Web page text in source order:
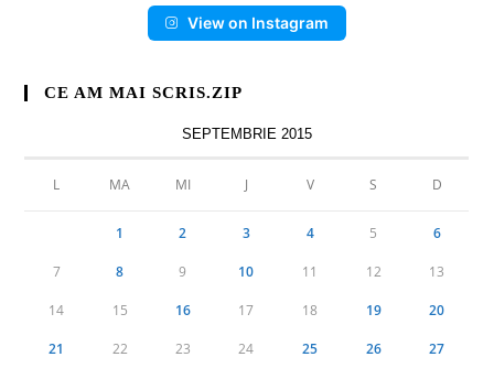
View on Instagram
CE AM MAI SCRIS.ZIP
SEPTEMBRIE 2015
L MA MI J V S D
1 2 3 4 5 6
7 8 9 10 11 12 13
14 15 16 17 18 19 20
21 22 23 24 25 26 27